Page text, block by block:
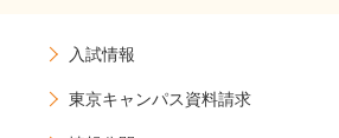
入試情報
東京キャンパス資料請求